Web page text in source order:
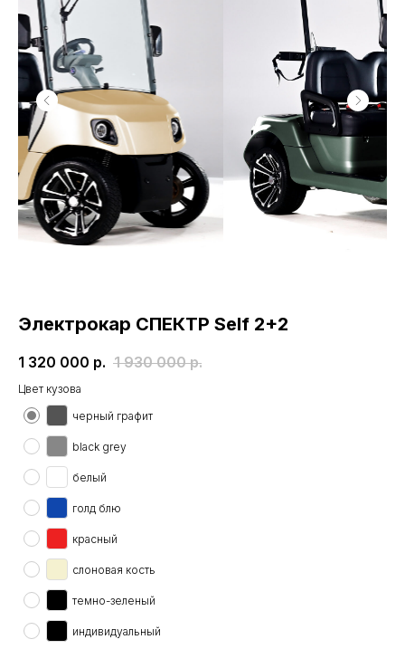
Электрокар СПЕКТР Self 2+2
1 320 000 р. 1 930 000 р.
Цвет кузова
черный графит
black grey
белый
голд блю
красный
слоновая кость
темно-зеленый
индивидуальный